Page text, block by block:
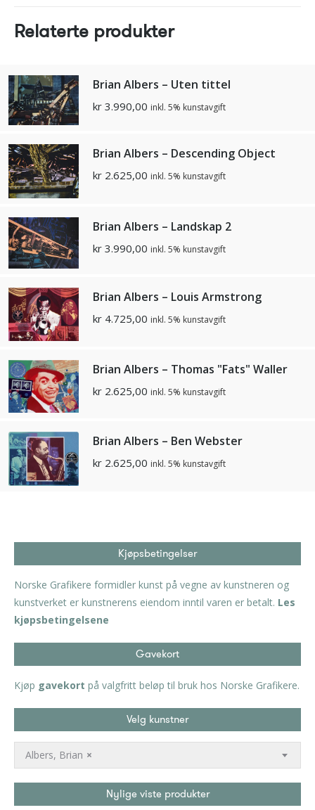
Relaterte produkter
Brian Albers – Uten tittel
kr 3.990,00 inkl. 5% kunstavgift
Brian Albers – Descending Object
kr 2.625,00 inkl. 5% kunstavgift
Brian Albers – Landskap 2
kr 3.990,00 inkl. 5% kunstavgift
Brian Albers – Louis Armstrong
kr 4.725,00 inkl. 5% kunstavgift
Brian Albers – Thomas "Fats" Waller
kr 2.625,00 inkl. 5% kunstavgift
Brian Albers – Ben Webster
kr 2.625,00 inkl. 5% kunstavgift
Kjøpsbetingelser
Norske Grafikere formidler kunst på vegne av kunstneren og
kunstverket er kunstnerens eiendom inntil varen er betalt. Les
kjøpsbetingelsene
Gavekort
Kjøp gavekort på valgfritt beløp til bruk hos Norske Grafikere.
Velg kunstner
×
Albers, Brian
Nylige viste produkter